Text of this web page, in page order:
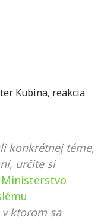
Kubina, reakcia
konkrétnej téme,
určite si
Ministerstvo
v ktorom sa